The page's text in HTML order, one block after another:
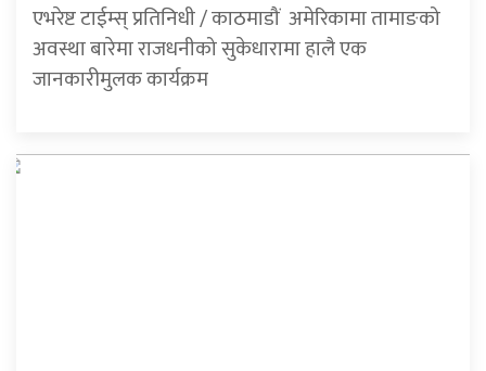
एभरेष्ट टाईम्स् प्रतिनिधी / काठमाडौं अमेरिकामा तामाङको
अवस्था बारेमा राजधनीको सुकेधारामा हालै एक
जानकारीमुलक कार्यक्रम